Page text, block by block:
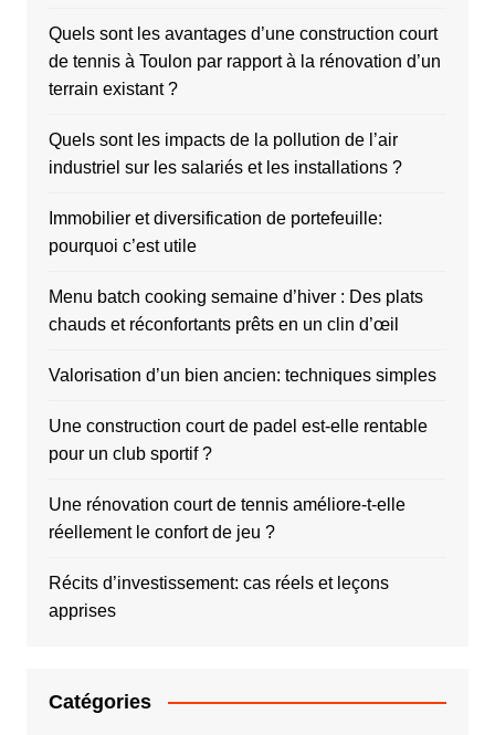
Quels sont les avantages d’une construction court
de tennis à Toulon par rapport à la rénovation d’un
terrain existant ?
Quels sont les impacts de la pollution de l’air
industriel sur les salariés et les installations ?
Immobilier et diversification de portefeuille:
pourquoi c’est utile
Menu batch cooking semaine d’hiver : Des plats
chauds et réconfortants prêts en un clin d’œil
Valorisation d’un bien ancien: techniques simples
Une construction court de padel est-elle rentable
pour un club sportif ?
Une rénovation court de tennis améliore-t-elle
réellement le confort de jeu ?
Récits d’investissement: cas réels et leçons
apprises
Catégories